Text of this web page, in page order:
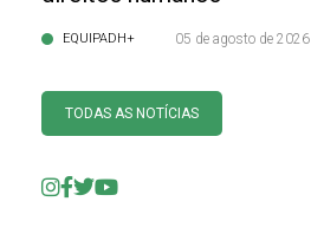
EQUIPADH+ 05 de agosto de 2026
TODAS AS NOTÍCIAS